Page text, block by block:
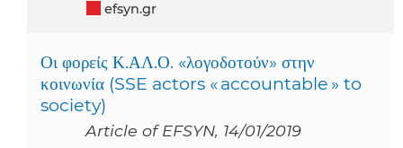
efsyn.gr
Οι φορείς Κ.ΑΛ.Ο. «λογοδοτούν» στην
κοινωνία (SSE actors « accountable » to
society)
Article of EFSYN, 14/01/2019